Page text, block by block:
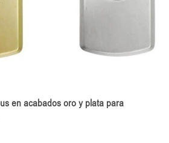
en acabados oro y plata para